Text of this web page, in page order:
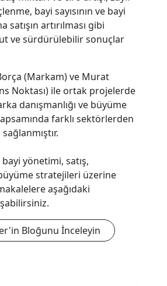
bayi sayısının ve bayi
satışın artırılması gibi
ve sürdürülebilir sonuçlar
(Markam) ve Murat
Noktası) ile ortak projelerde
danışmanlığı ve büyüme
farklı sektörlerden
yönetimi, satış,
stratejileri üzerine
aşağıdaki
Bloğunu İnceleyin